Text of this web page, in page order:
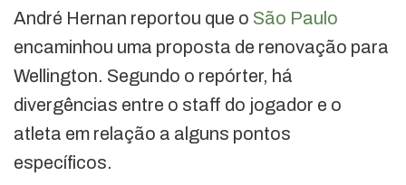
André Hernan reportou que o São Paulo
encaminhou uma proposta de renovação para
Wellington. Segundo o repórter, há
divergências entre o staff do jogador e o
atleta em relação a alguns pontos
específicos.